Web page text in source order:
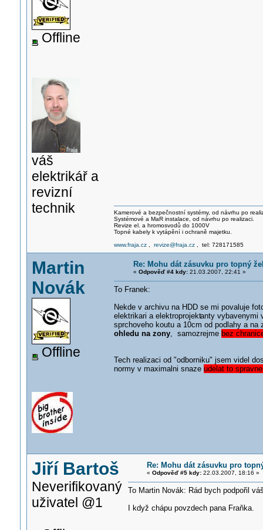
Offline
váš
elektrikář a
revizní
technik
Kamerové a bezpečnostní systémy, od návrhu po
Systémové a MaR instalace, od návrhu po realizaci.
Revize el. a hromosvodů do 1000V
Topné kabely k vytápění i ochraně majetku.
www.fraja.cz, revize@fraja.cz, tel: 728171585
Martin
Novák
Offline
Re: Mohu dát zásuvku pro topný
« Odpověď #4 kdy:21.03.2007, 22:41 »
To Franek:
Nekde v archivu na HDD se mi povaluje
elektrikari a elektroprojektanty vybavenymi
sprchoveho koutu a 10cm od podlahy a
ohledu na zony, samozrejme bez
Tech realizaci od "odborniku" jsem videl
normy v maximalni snaze udelat to
Jiří Bartoš
Neverifikovaný
uživatel @1
Re: Mohu dát zásuvku pro
« Odpověď #5 kdy:22.03.2007, 18:16 »
To Martin Novák: Rád bych podpořil
I když chápu povzdech pana Fraňka.